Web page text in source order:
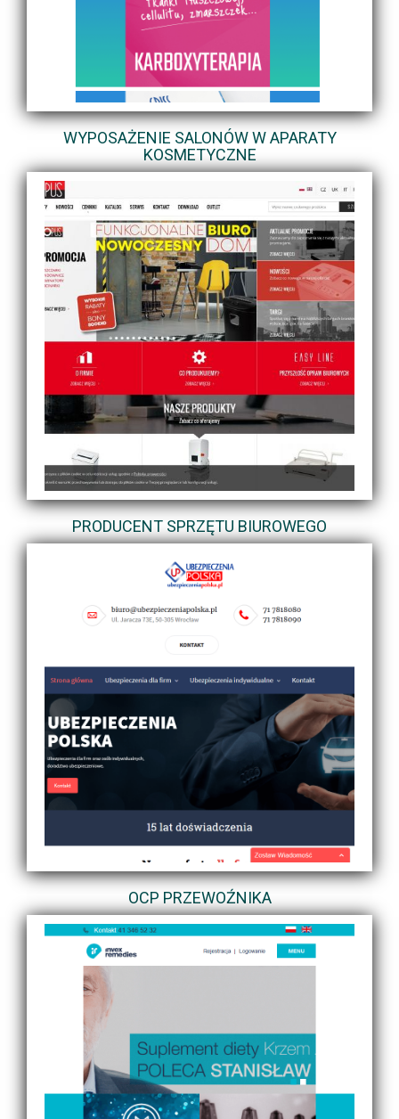
WYPOSAŻENIE SALONÓW W APARATY
KOSMETYCZNE
PRODUCENT SPRZĘTU BIUROWEGO
OCP PRZEWOŹNIKA